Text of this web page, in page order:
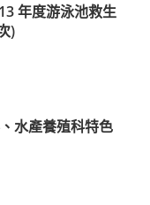
年度游泳池救生
)
水產養殖科特色